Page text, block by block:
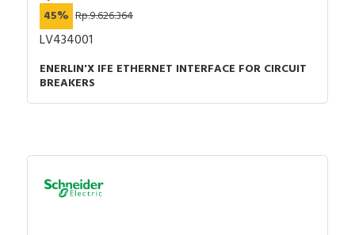
45% Rp.9.626.364
LV434001
ENERLIN'X IFE ETHERNET INTERFACE FOR CIRCUIT
BREAKERS